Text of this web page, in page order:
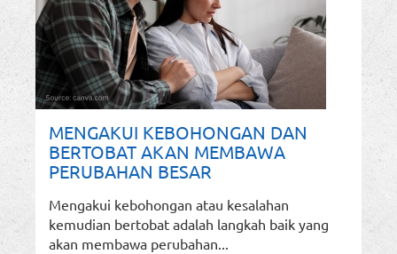
MENGAKUI KEBOHONGAN DAN
BERTOBAT AKAN MEMBAWA
PERUBAHAN BESAR
Mengakui kebohongan atau kesalahan
kemudian bertobat adalah langkah baik yang
akan membawa perubahan...